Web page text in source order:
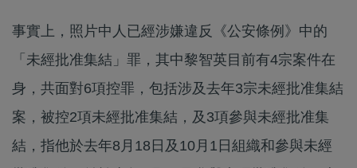
事實上，照片中人已經涉嫌違反《公安條例》中的
「未經批准集結」罪，其中黎智英目前有4宗案件在
身，共面對6項控罪，包括涉及去年3宗未經批准集結
案，被控2項未經批准集結，及3項參與未經批准集
結，指他於去年8月18日及10月1日組織和參與未經